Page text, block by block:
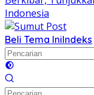
Indonesia
Beli Tema IniIndeks